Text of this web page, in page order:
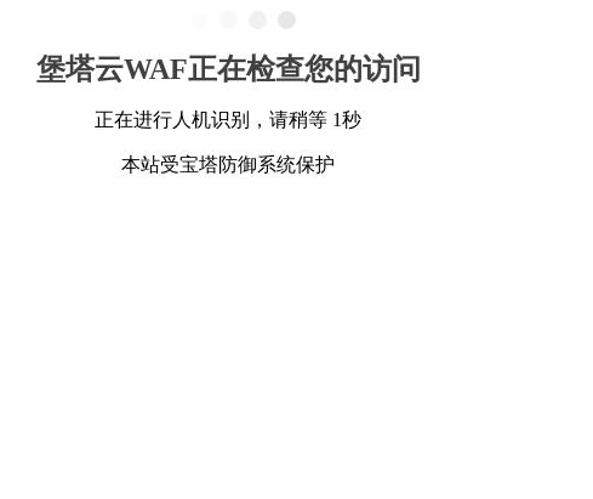
堡塔云WAF正在检查您的访问
正在进行人机识别，请稍等 1秒
本站受宝塔防御系统保护